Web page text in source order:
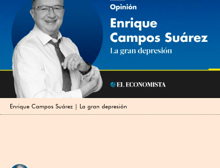
Enrique Campos Suárez | La gran depresión